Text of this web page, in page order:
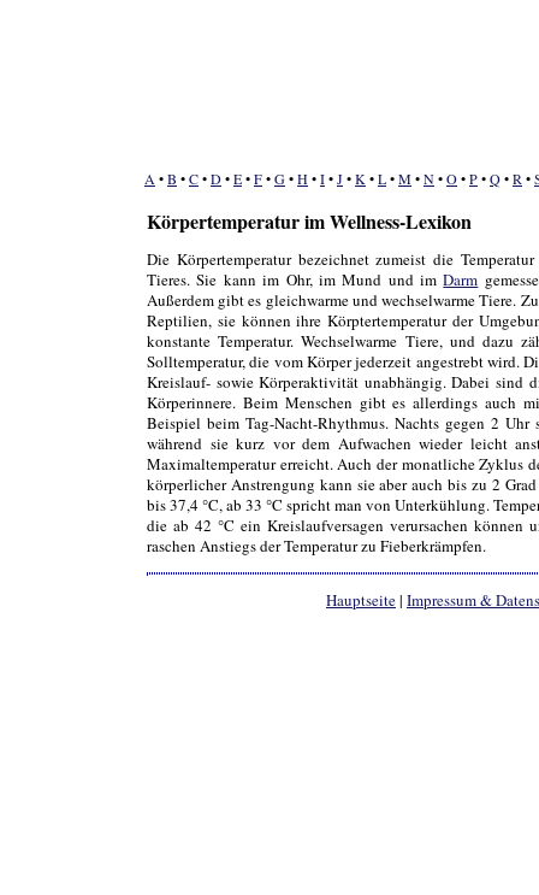
Körpertemperatur im Wellness-Lexikon
Die Körpertemperatur bezeichnet zumeist die
Tieres. Sie kann im Ohr, im Mund und imDarm
Außerdem gibt es gleichwarme und wechselwarme Tiere.
Reptilien, sie können ihre Körptertemperatur der
konstante Temperatur. Wechselwarme Tiere, und dazu
Solltemperatur, die vom Körper jederzeit angestrebt wird.
Kreislauf- sowie Körperaktivität unabhängig. Dabei sind
Körperinnere. Beim Menschen gibt es allerdings auch
Beispiel beim Tag-Nacht-Rhythmus. Nachts gegen 2
während sie kurz vor dem Aufwachen wieder leicht
Maximaltemperatur erreicht. Auch der monatliche Zyklus
körperlicher Anstrengung kann sie aber auch bis zu 2
bis 37,4 °C, ab 33 °C spricht man von Unterkühlung.
die ab 42 °C ein Kreislaufversagen verursachen können
raschen Anstiegs der Temperatur zu Fieberkrämpfen.
Hauptseite| Impressum &
A •B •C•D•E•F•G•H•I•J•K •L•M•N•O•P•Q•R •